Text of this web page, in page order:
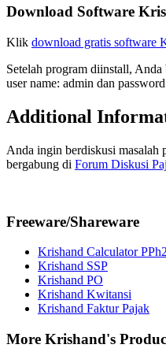
Download Software
Klik download gratis software
Setelah program diinstall,
user name: admin dan
Additional
Anda ingin berdiskusi masalah
bergabung di Forum Diskusi
Freeware/Shareware
Krishand Calculator
Krishand SSP
Krishand PO
Krishand Kwitansi
Krishand Faktur Pajak
More Krishand's